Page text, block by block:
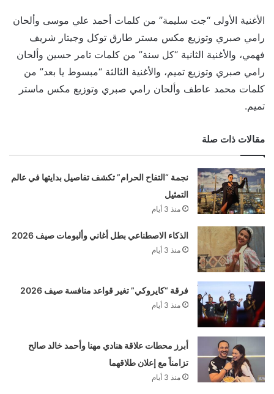
الأغنية الأولى “جت سليمة” من كلمات أحمد علي موسى وألحان
رامي صبري وتوزيع مكس مستر طارق توكل وجيتار شريف
فهمي، والأغنية الثانية “كل سنة” من كلمات تامر حسين وألحان
رامي صبري وتوزيع تميم، والأغنية الثالثة “مبسوط يا بعد” من
كلمات محمد عاطف وألحان رامي صبري وتوزيع مكس ماستر
تميم.
مقالات ذات صلة
نجمة “التفاح الحرام” تكشف تفاصيل بدايتها في عالم
التمثيل
منذ 3 أيام
الذكاء الاصطناعي بطل أغاني وألبومات صيف 2026
منذ 3 أيام
فرقة “كايروكي” تغير قواعد منافسة صيف 2026
منذ 3 أيام
أبرز محطات علاقة هنادي مهنا وأحمد خالد صالح
تزامناً مع إعلان طلاقهما
منذ 3 أيام